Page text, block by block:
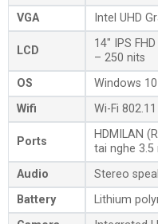
VGA
Intel UHD
LCD
14″ IPS
– 250 nits
OS
Windows
Wifi
Wi-Fi
Ports
HDMILAN
tai nghe 3.5
Audio
Stereo
Battery
Lithium